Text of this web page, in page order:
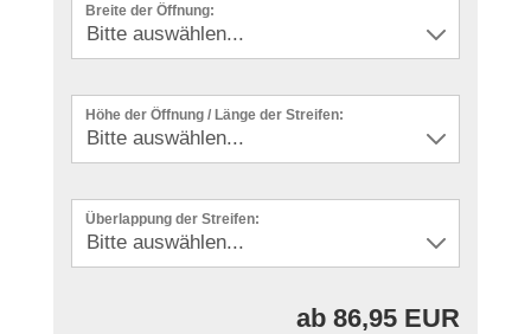
Breite der Öffnung:
Höhe der Öffnung / Länge der Streifen:
Überlappung der Streifen:
ab 86,95 EUR